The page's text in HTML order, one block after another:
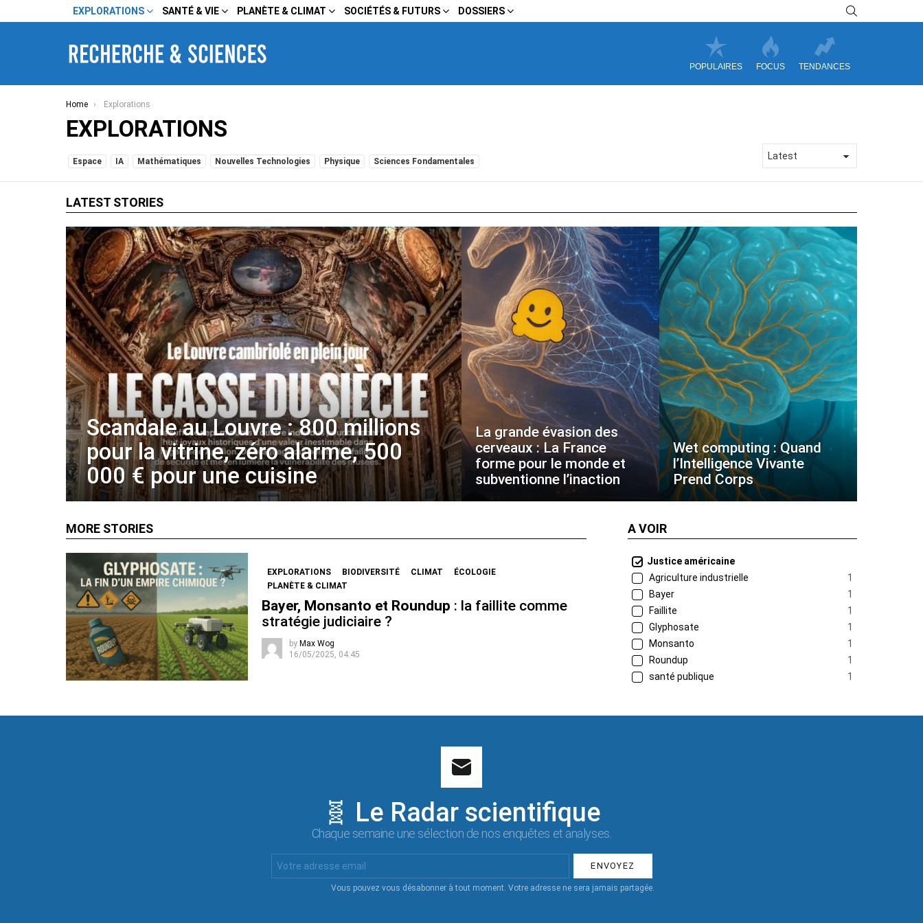
EXPLORATIONS SANTÉ & VIE PLANÈTE & CLIMAT SOCIÉTÉS & FUTURS DOSSIERS
POPULAIRES FOCUS TENDANCES
You are here:
Home Explorations
EXPLORATIONS
SUBTERMS
Espace IA Mathématiques Nouvelles Technologies Physique Sciences Fondamentales
LATEST STORIES
Scandale au Louvre : 800 millions
pour la vitrine, zéro alarme, 500
000 € pour une cuisine
La grande évasion des
cerveaux : La France
forme pour le monde et
subventionne l’inaction
Wet computing : Quand
l’Intelligence Vivante
Prend Corps
MORE STORIES
EXPLORATIONS BIODIVERSITÉ CLIMAT
ÉCOLOGIE
PLANÈTE & CLIMAT
Bayer, Monsanto et Roundup : la faillite comme
stratégie judiciaire ?
by Max Wog
16/05/2025, 04:45
A VOIR
Justice américaine
Agriculture industrielle
1
Bayer
1
Faillite
1
Glyphosate
1
Monsanto
1
Roundup
1
santé publique
1
🧬 Le Radar scientifique
Chaque semaine une sélection de nos enquêtes et analyses.
Email
:
Vous pouvez vous désabonner à tout moment. Votre adresse ne sera jamais partagée.